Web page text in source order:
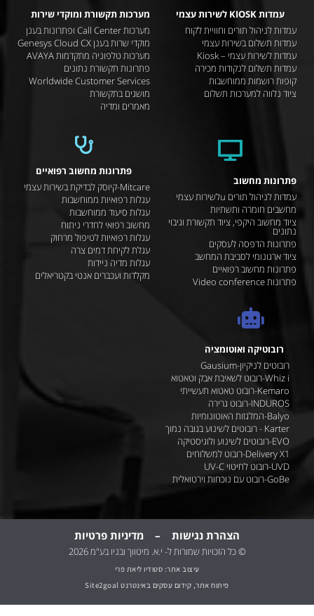
עמדות KIOSK לשירות עצמי
עמדות לניהול תורים וחוויית לקוח
עמדות תשלום בשירות עצמי
עמדות לשירות עצמי – Kiosk
עמדות תשלום לנקודות מכירה
קופות רושמות ממוחשבות
ציוד נלווה למערכות תשלום
מערכות תקשורת ומוקדי שירות
מערכות Call Center ופתרונות בענן
מוקדי שרות בענן Genesys Cloud CX
מערכות טלפוניה מתקדמות AVAYA
פתרונות תקשורת נתונים
Worldwide Customer Services
מושגים בתקשורת
מאמרים ומדיה
פתרונות מחשוב
עמדות לניהול תורים uלשירות עצמי
מחשבים חומרה ותשתיות
ציוד מחשוב היקפי, ציוד תקשורת וגיבוי
נתונים
פתרונות הדפסה לעסקים
ציוד ארגונומי לסביבת המחשב
פתרונות מחשוב רפואיים
פתרונות Video conference
פתרונות מחשוב רפואיים
Mitcare-קיוסק לבדיקת בשירות עצמי
עגלות רפואיות ממוחשבות
עגלות סיעוד ממוחשבות
מחשוב רפואי לחדרי ניתוח
עגלות רפואיות לטיפול מרחוק
עגלת לקיחת דמים צרה
עגלות מדיה ניידות
מקלדות ועכברים אנטי בקטריאלים
רובוטיקה ואוטומציה
רובוטים לניקיון-Gausium
Whiz i-רובוט לשאיבת אבק וטאטוא
Kemaro-רובוט טאטוא תעשייתי
INDUROS-רובוט גרירה
Balyo-המלגזות האוטונומיות
Karter - רובוטים לשינוע בגובה נמוך
EVO-רובוטים לשינוע ולוגיסטיקה
Delivery X1-רובוט למשלוחים
UVD-רובוט לחיטוי UV-C
GoBe-רובוט עם נוכחות וירטואלית
הצהרת נגישות – מדיניות פרטיות
© כל הזכויות שמורות ל- י.א. מיטווך ובניו בע"מ 2026
עיצוב אתר: סטודיו ליאת פרי
פיתוח אתר, קידום עסקים באינטרנט Site2goal